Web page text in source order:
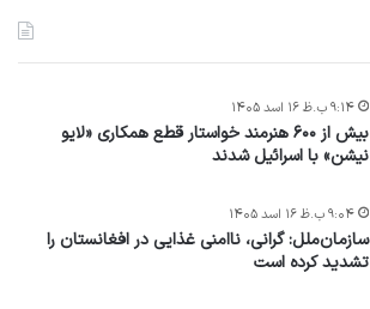
بیش از ۶۰۰ هنرمند خواستار قطع همکاری «لایو
نیشن» با اسرائیل شدند
۹:۱۴ ب.ظ ۱۶ اسد ۱۴۰۵
سازمان‌ملل: گرانی، ناامنی غذایی در افغانستان را
تشدید کرده است
۹:۰۴ ب.ظ ۱۶ اسد ۱۴۰۵